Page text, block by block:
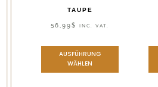
TAUPE
56,99$ INC. VAT.
AUSFÜHRUNG
WÄHLEN